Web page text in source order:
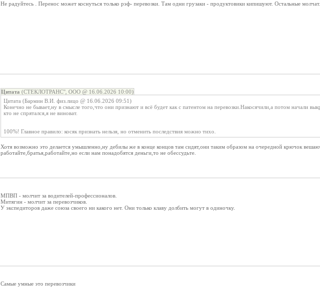
Не радуйтесь . Перенос может коснуться только рэф- перевозки. Там одни грузаки - продуктовики кипишуют. Остальные молчат.
Цитата (СТЕКЛОТРАНС", ООО @ 16.06.2026 10:00)
Цитата (Бармин В.И. физ.лицо @ 16.06.2026 09:51)
Конечно не бывает,ну в смысле того,что они признают и всё будет как с патентом на перевозки.Накосячили,а потом начали
кто не спрятался,я не виноват.
100%! Главное правило: косяк признать нельзя, но отменить последствия можно тихо.
Хотя возможно это делается умышленно,ну дебилы же в конце концов там сидят,они таким образом на очередной крючок
работайте,братья,работайте,но если нам понадобятся деньги,то не обессудьте.
МПВП - молчит за водителей-профессионалов.
Митягин - молчит за перевозчиков.
У экспедиторов даже союза своего ни какого нет. Они только клаву долбить могут в одиночку.
Самые умные это перевозчики